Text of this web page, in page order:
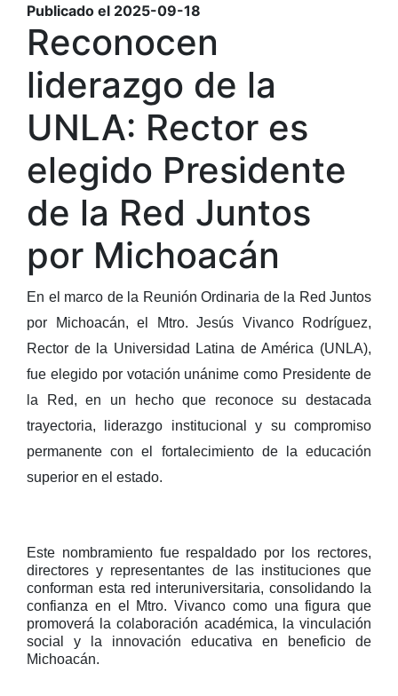
Publicado el 2025-09-18
Reconocen
liderazgo de la
UNLA: Rector es
elegido Presidente
de la Red Juntos
por Michoacán
En el marco de la Reunión Ordinaria de la Red Juntos
por Michoacán, el Mtro. Jesús Vivanco Rodríguez,
Rector de la Universidad Latina de América (UNLA),
fue elegido por votación unánime como Presidente de
la Red, en un hecho que reconoce su destacada
trayectoria, liderazgo institucional y su compromiso
permanente con el fortalecimiento de la educación
superior en el estado.
Este nombramiento fue respaldado por los rectores,
directores y representantes de las instituciones que
conforman esta red interuniversitaria, consolidando la
confianza en el Mtro. Vivanco como una figura que
promoverá la colaboración académica, la vinculación
social y la innovación educativa en beneficio de
Michoacán.